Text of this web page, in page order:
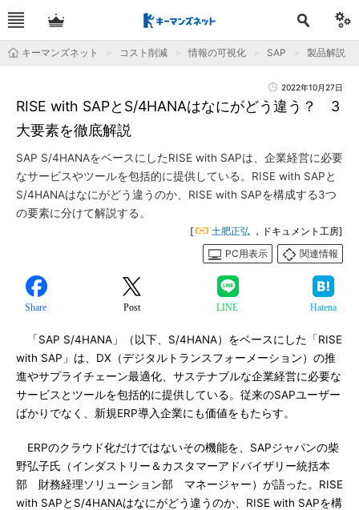
キーマンズネット コスト削減 情報の可視化 SAP 製品解説
2022年10月27日
RISE with SAPとS/4HANAはなにがどう違う？ 3
大要素を徹底解説
SAP S/4HANAをベースにしたRISE with SAPは、企業経営に必要
なサービスやツールを包括的に提供している。RISE with SAPと
S/4HANAはなにがどう違うのか、RISE with SAPを構成する3つ
の要素に分けて解説する。
[ 土肥正弘 ，ドキュメント工房]
PC用表示
関連情報
Share Post LINE Hatena
「SAP S/4HANA」（以下、S/4HANA）をベースにした「RISE
with SAP」は、DX（デジタルトランスフォーメーション）の推
進やサプライチェーン最適化、サステナブルな企業経営に必要な
サービスとツールを包括的に提供している。従来のSAPユーザー
ばかりでなく、新規ERP導入企業にも価値をもたらす。
ERPのクラウド化だけではないその機能を、SAPジャパンの柴
野弘子氏（インダストリー＆カスタマーアドバイザリー統括本
部 財務経理ソリューション部 マネージャー）が語った。RISE
with SAPとS/4HANAはなにがどう違うのか、RISE with SAPを構